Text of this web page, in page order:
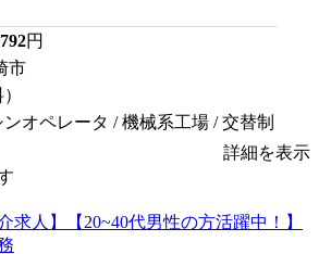
円
市
オペレータ / 機械系工場 / 交替制
詳細を表示